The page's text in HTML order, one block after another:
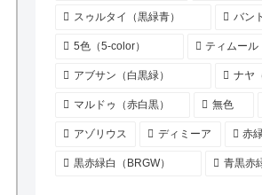
スゥルタイ（黒緑青） バン
5色（5-color） ティムール
アブサン（白黒緑） ナヤ
マルドゥ（赤白黒） 無色
アゾリウス ディミーア 赤
黒赤緑白（BRGW） 青黒赤